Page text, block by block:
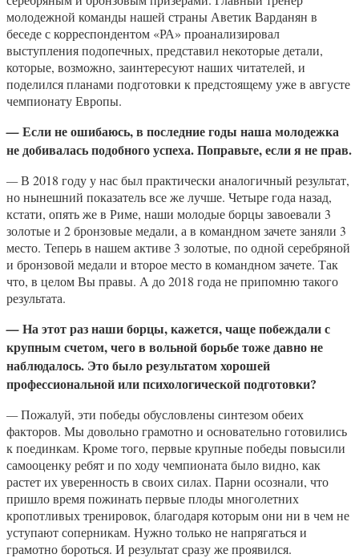
молодежной команды нашей страны Аветик Варданян в
беседе с корреспондентом «РА» проанализировал
выступления подопечных, представил некоторые детали,
которые, возможно, заинтересуют наших читателей, и
поделился планами подготовки к предстоящему уже в августе
чемпионату Европы.
—Если не ошибаюсь, в последние годы наша молодежка
не добивалась подобного успеха. Поправьте, если я не прав.
—В 2018 году у нас был практически аналогичный результат,
но нынешний показатель все же лучше. Четыре года назад,
кстати, опять же в Риме, наши молодые борцы завоевали 3
золотые и 2 бронзовые медали, а в командном зачете заняли 3
место. Теперь в нашем активе 3 золотые, по одной серебряной
и бронзовой медали и второе место в командном зачете. Так
что, в целом Вы правы. А до 2018 года не припомню такого
результата.
—На этот раз наши борцы, кажется, чаще побеждали с
крупным счетом, чего в вольной борьбе тоже давно не
наблюдалось. Это было результатом хорошей
профессиональной или психологической подготовки?
—Пожалуй, эти победы обусловлены синтезом обеих
факторов. Мы довольно грамотно и основательно готовились
к поединкам. Кроме того, первые крупные победы повысили
самооценку ребят и по ходу чемпионата было видно, как
растет их уверенность в своих силах. Парни осознали, что
пришло время пожинать первые плоды многолетних
кропотливых тренировок, благодаря которым они ни в чем не
уступают соперникам. Нужно только не напрягаться и
грамотно бороться. И результат сразу же проявился.